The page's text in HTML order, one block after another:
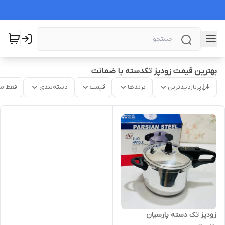
بهترین قیمت زودپز تکدسته با ضمانت
پربازدیدترین برندها قیمت دسته‌بندی فقط
زودپز تک دسته پارسیان